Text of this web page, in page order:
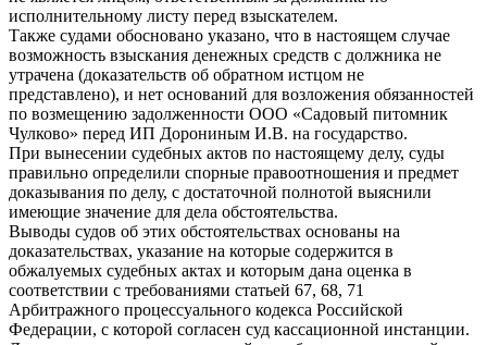
исполнительному листу перед взыскателем.
Также судами обосновано указано, что в настоящем случае
возможность взыскания денежных средств с должника не
утрачена (доказательств об обратном истцом не
представлено), и нет оснований для возложения обязанностей
по возмещению задолженности ООО «Садовый питомник
Чулково» перед ИП Дорониным И.В. на государство.
При вынесении судебных актов по настоящему делу, суды
правильно определили спорные правоотношения и предмет
доказывания по делу, с достаточной полнотой выяснили
имеющие значение для дела обстоятельства.
Выводы судов об этих обстоятельствах основаны на
доказательствах, указание на которые содержится в
обжалуемых судебных актах и которым дана оценка в
соответствии с требованиями статьей 67, 68, 71
Арбитражного процессуального кодекса Российской
Федерации, с которой согласен суд кассационной инстанции.